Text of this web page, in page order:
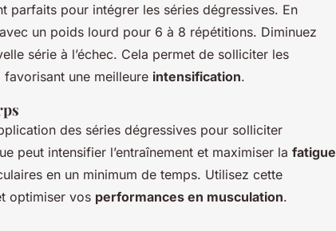
parfaits pour intégrer les séries dégressives. En
un poids lourd pour 6 à 8 répétitions. Diminuez
série à l’échec. Cela permet de solliciter les
une meilleure intensification.
des séries dégressives pour solliciter
peut intensifier l’entraînement et maximiser la fatigue
en un minimum de temps. Utilisez cette
optimiser vos performances en musculation.